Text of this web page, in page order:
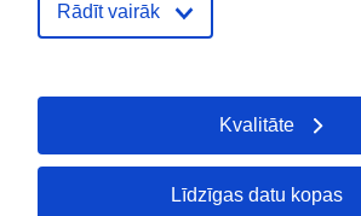
Kataloga
Jaunākā
25 July 2026
Koordinātes:
Rādīt vairāk
Kvalitāte
Līdzīgas datu kopas